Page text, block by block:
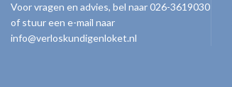
Voor vragen en advies, bel naar 026-3619030
of stuur een e-mail naar
info@verloskundigenloket.nl